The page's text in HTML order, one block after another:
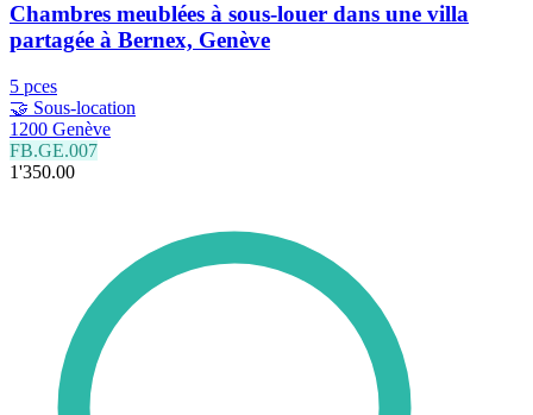
Chambres meublées à sous-louer dans une villa
partagée à Bernex, Genève
5 pces
🤝 Sous-location
1200 Genève
FB.GE.007
1'350.00